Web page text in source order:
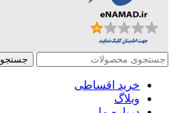
جستجو
خرید اقساطی
وبلاگ